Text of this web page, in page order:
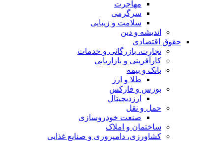
مهاجرت
سرگرمی
سلامت و زیبایی
اندیشه و دین
حقوق اقتصادی
تجارت، بازرگانی و خدمات
کارآفرینی و بازاریابی
بانک و بیمه
طلا و ارز
بورس و فارکس
ارزدیجیتال
حمل و نقل
صنعت خودروسازی
ساختمان و املاک
کشاورزی، دامپروری و صنایع غذایی